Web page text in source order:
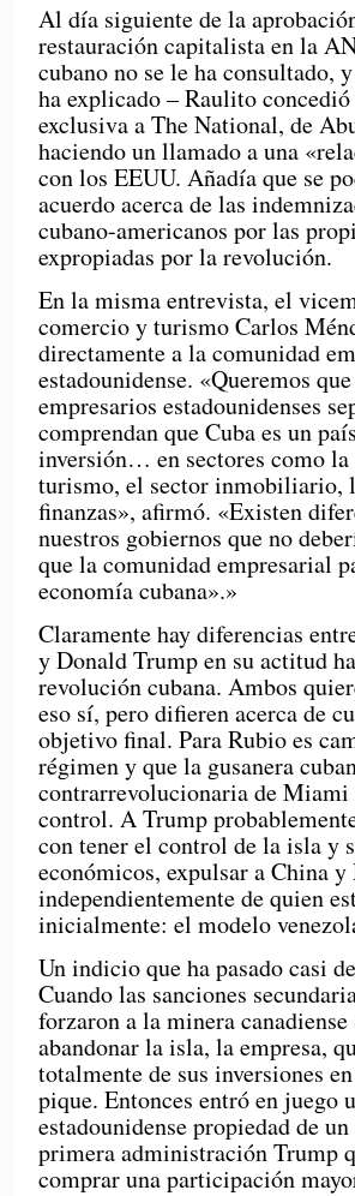
Al día siguiente de la
restauración capitalista en la
cubano no se le ha consultado,
ha explicado – Raulito
exclusiva a The National, de
haciendo un llamado a una
con los EEUU. Añadía que se
acuerdo acerca de las
cubano-americanos por las
expropiadas por la revolución.
En la misma entrevista, el
comercio y turismo Carlos
directamente a la comunidad
estadounidense. «Queremos
empresarios estadounidenses
comprendan que Cuba es un
inversión… en sectores como
turismo, el sector inmobiliario,
finanzas», afirmó. «Existen
nuestros gobiernos que no
que la comunidad empresarial
economía cubana».»
Claramente hay diferencias
y Donald Trump en su actitud
revolución cubana. Ambos
eso sí, pero difieren acerca de
objetivo final. Para Rubio es
régimen y que la gusanera
contrarrevolucionaria de Miami
control. A Trump
con tener el control de la isla y
económicos, expulsar a China y
independientemente de quien
inicialmente: el modelo
Un indicio que ha pasado casi
Cuando las sanciones
forzaron a la minera
abandonar la isla, la empresa,
totalmente de sus inversiones
pique. Entonces entró en juego
estadounidense propiedad de
primera administración Trump
comprar una participación